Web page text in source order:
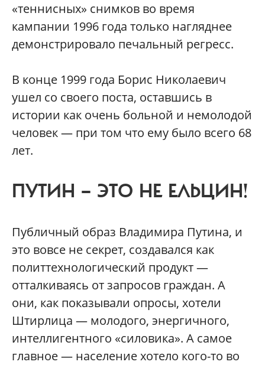
«теннисных» снимков во время
кампании 1996 года только нагляднее
демонстрировало печальный регресс.
В конце 1999 года Борис Николаевич
ушел со своего поста, оставшись в
истории как очень больной и немолодой
человек — при том что ему было всего 68
лет.
ПУТИН — ЭТО НЕ ЕЛЬЦИН!
Публичный образ Владимира Путина, и
это вовсе не секрет, создавался как
политтехнологический продукт —
отталкиваясь от запросов граждан. А
они, как показывали опросы, хотели
Штирлица — молодого, энергичного,
интеллигентного «силовика». А самое
главное — население хотело кого-то во